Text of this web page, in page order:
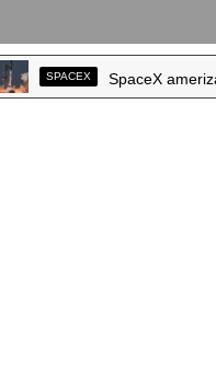
SPACEX SpaceX ameriza